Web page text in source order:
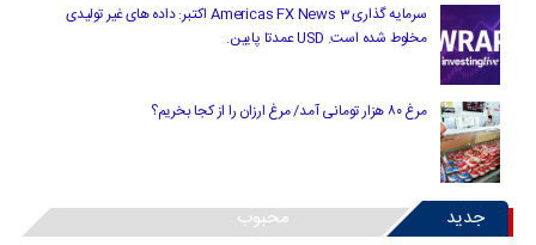
سرمایه گذاری Americas FX News 3 اکتبر: داده های غیر تولیدی
مخلوط شده است. USD عمدتا پایین.
مرغ ۸۰ هزار تومانی آمد/ مرغ ارزان را از کجا بخریم؟
جدید محبوب